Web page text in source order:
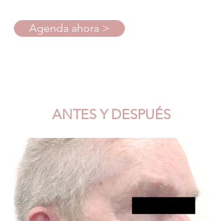
Agenda ahora >
ANTES Y DESPUÉS